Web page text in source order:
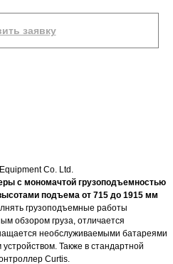
заявку
Co. Ltd.
с мономачтой грузоподъемностью
подъема от 715 до 1915 мм
грузоподъемные работы
обзором груза, отличается
необслуживаемыми батареями
Также в стандартной
Curtis.